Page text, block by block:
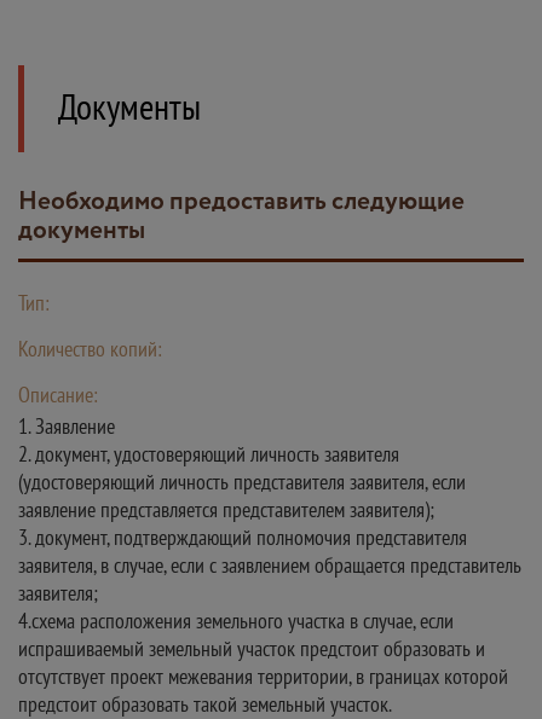
Документы
Необходимо предоставить следующие
документы
Тип:
Количество копий:
Описание:
1. Заявление
2. документ, удостоверяющий личность заявителя
(удостоверяющий личность представителя заявителя, если
заявление представляется представителем заявителя);
3. документ, подтверждающий полномочия представителя
заявителя, в случае, если с заявлением обращается представитель
заявителя;
4.схема расположения земельного участка в случае, если
испрашиваемый земельный участок предстоит образовать и
отсутствует проект межевания территории, в границах которой
предстоит образовать такой земельный участок.